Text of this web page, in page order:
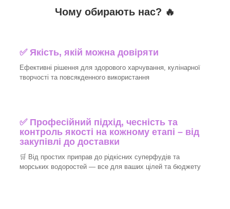
Чому обирають нас? 🔥
✅ Якість, якій можна довіряти
Ефективні рішення для здорового харчування, кулінарної
творчості та повсякденного використання
✅ Професійний підхід, чесність та
контроль якості на кожному етапі – від
закупівлі до доставки
🛒 Від простих приправ до рідкісних суперфудів та
морських водоростей — все для ваших цілей та бюджету